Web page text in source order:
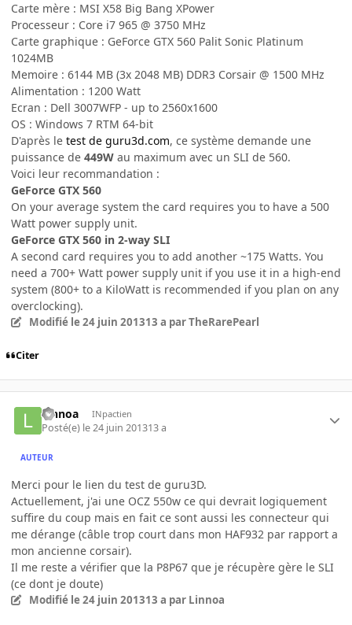
Carte mère : MSI X58 Big Bang XPower
Processeur : Core i7 965 @ 3750 MHz
Carte graphique : GeForce GTX 560 Palit Sonic Platinum
1024MB
Memoire : 6144 MB (3x 2048 MB) DDR3 Corsair @ 1500 MHz
Alimentation : 1200 Watt
Ecran : Dell 3007WFP - up to 2560x1600
OS : Windows 7 RTM 64-bit
D'après le test de guru3d.com, ce système demande une
puissance de 449W au maximum avec un SLI de 560.
Voici leur recommandation :
GeForce GTX 560
On your average system the card requires you to have a 500
Watt power supply unit.
GeForce GTX 560 in 2-way SLI
A second card requires you to add another ~175 Watts. You
need a 700+ Watt power supply unit if you use it in a high-end
system (800+ to a KiloWatt is recommended if you plan on any
overclocking).
Modifié le 24 juin 201313 a par TheRarePearl
Citer
Linnoa INpactien
Posté(e) le 24 juin 201313 a
AUTEUR
Merci pour le lien du test de guru3D.
Actuellement, j'ai une OCZ 550w ce qui devrait logiquement
suffire du coup mais en fait ce sont aussi les connecteur qui
me dérange (câble trop court dans mon HAF932 par rapport a
mon ancienne corsair).
Il me reste a vérifier que la P8P67 que je récupère gère le SLI
(ce dont je doute)
Modifié le 24 juin 201313 a par Linnoa